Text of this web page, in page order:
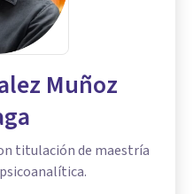
Muñoz
titulación de maestría